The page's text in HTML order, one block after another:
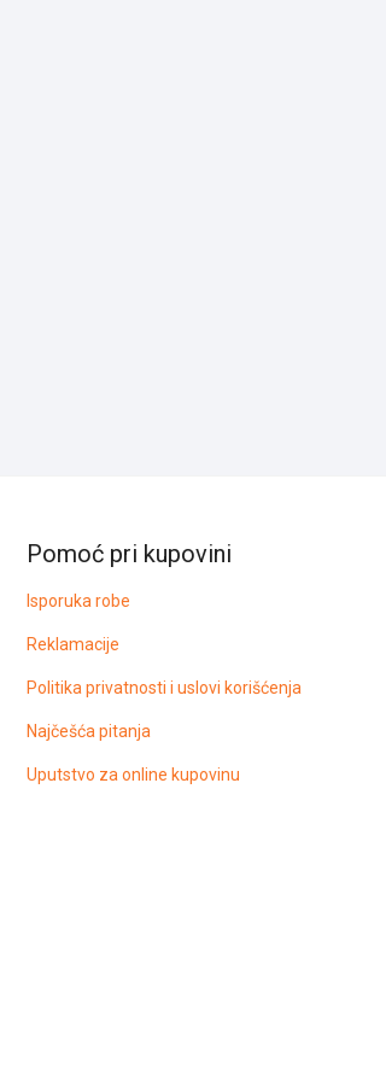
Pomoć pri kupovini
Isporuka robe
Reklamacije
Politika privatnosti i uslovi korišćenja
Najčešća pitanja
Uputstvo za online kupovinu